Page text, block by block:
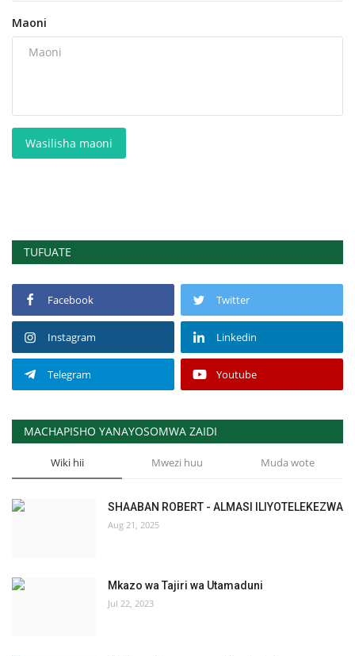
Maoni
Wasilisha maoni
TUFUATE
Facebook Twitter
Instagram Linkedin
Telegram Youtube
MACHAPISHO YANAYOSOMWA ZAIDI
Wiki hii Mwezi huu Muda wote
SHAABAN ROBERT - ALMASI ILIYOTELEKEZWA
Aug 21, 2025
Mkazo wa Tajiri wa Utamaduni
Jul 22, 2023